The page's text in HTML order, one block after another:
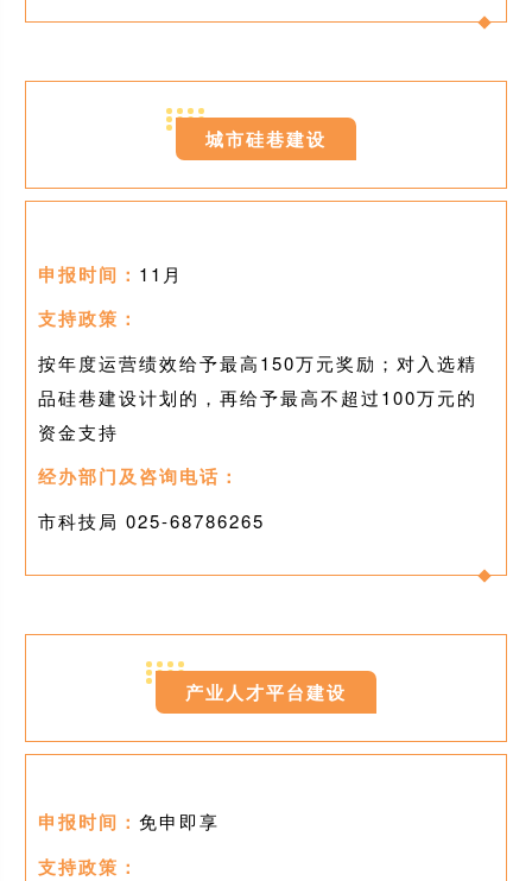
城市硅巷建设
申报时间： 11月
支持政策：
按年度运营绩效给予最高150万元奖励；对入选精
品硅巷建设计划的，再给予最高不超过100万元的
资金支持
经办部门及咨询电话：
市科技局 025-68786265
产业人才平台建设
申报时间： 免申即享
支持政策：